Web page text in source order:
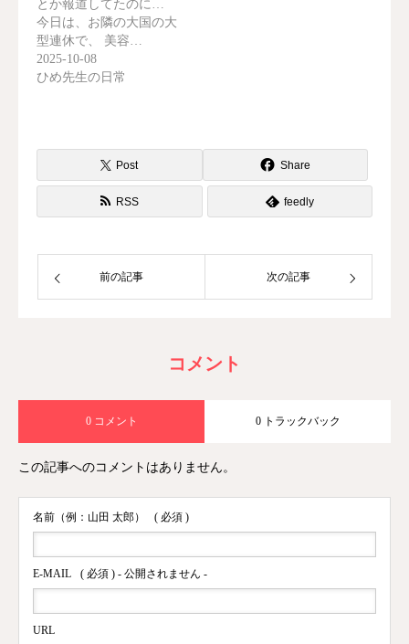
とか報道してたのに…
今日は、お隣の大国の大
型連休で、 美容…
2025-10-08
ひめ先生の日常
Post Share
RSS feedly
前の記事 次の記事
コメント
0 コメント 0 トラックバック
この記事へのコメントはありません。
名前（例：山田 太郎） ( 必須 )
E-MAIL ( 必須 ) - 公開されません -
URL